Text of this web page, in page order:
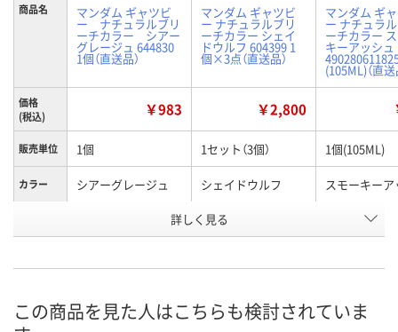
商品名 マンダム ギャツビ
ー ナチュラルブリ
ーチカラー シアー
グレージュ 644830
1個（直送品）
マンダム ギャツビ
ー ナチュラルブリ
ーチカラー シェイ
ドウルフ 604399 1
個×3点（直送品）
マンダム ギ
ー ナチュラ
ーチカラー
キーアッシュ
(105ML)（直送
価格
(税込)
￥983 ￥2,800
販売単位 1個 1セット（3個） 1個(105ML)
カラー シアーグレージュ シェイドウルフ スモーキー
AR19784 AWA3626
詳しく見る
この商品を見た人はこちらも検討されていま